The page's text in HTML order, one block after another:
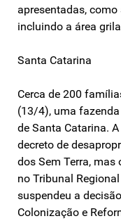
apresentadas,
incluindo a área
Santa Catarina
Cerca de 200
(13/4), uma
de Santa Catarina.
decreto de
dos Sem Terra,
no Tribunal
suspendeu a
Colonização e